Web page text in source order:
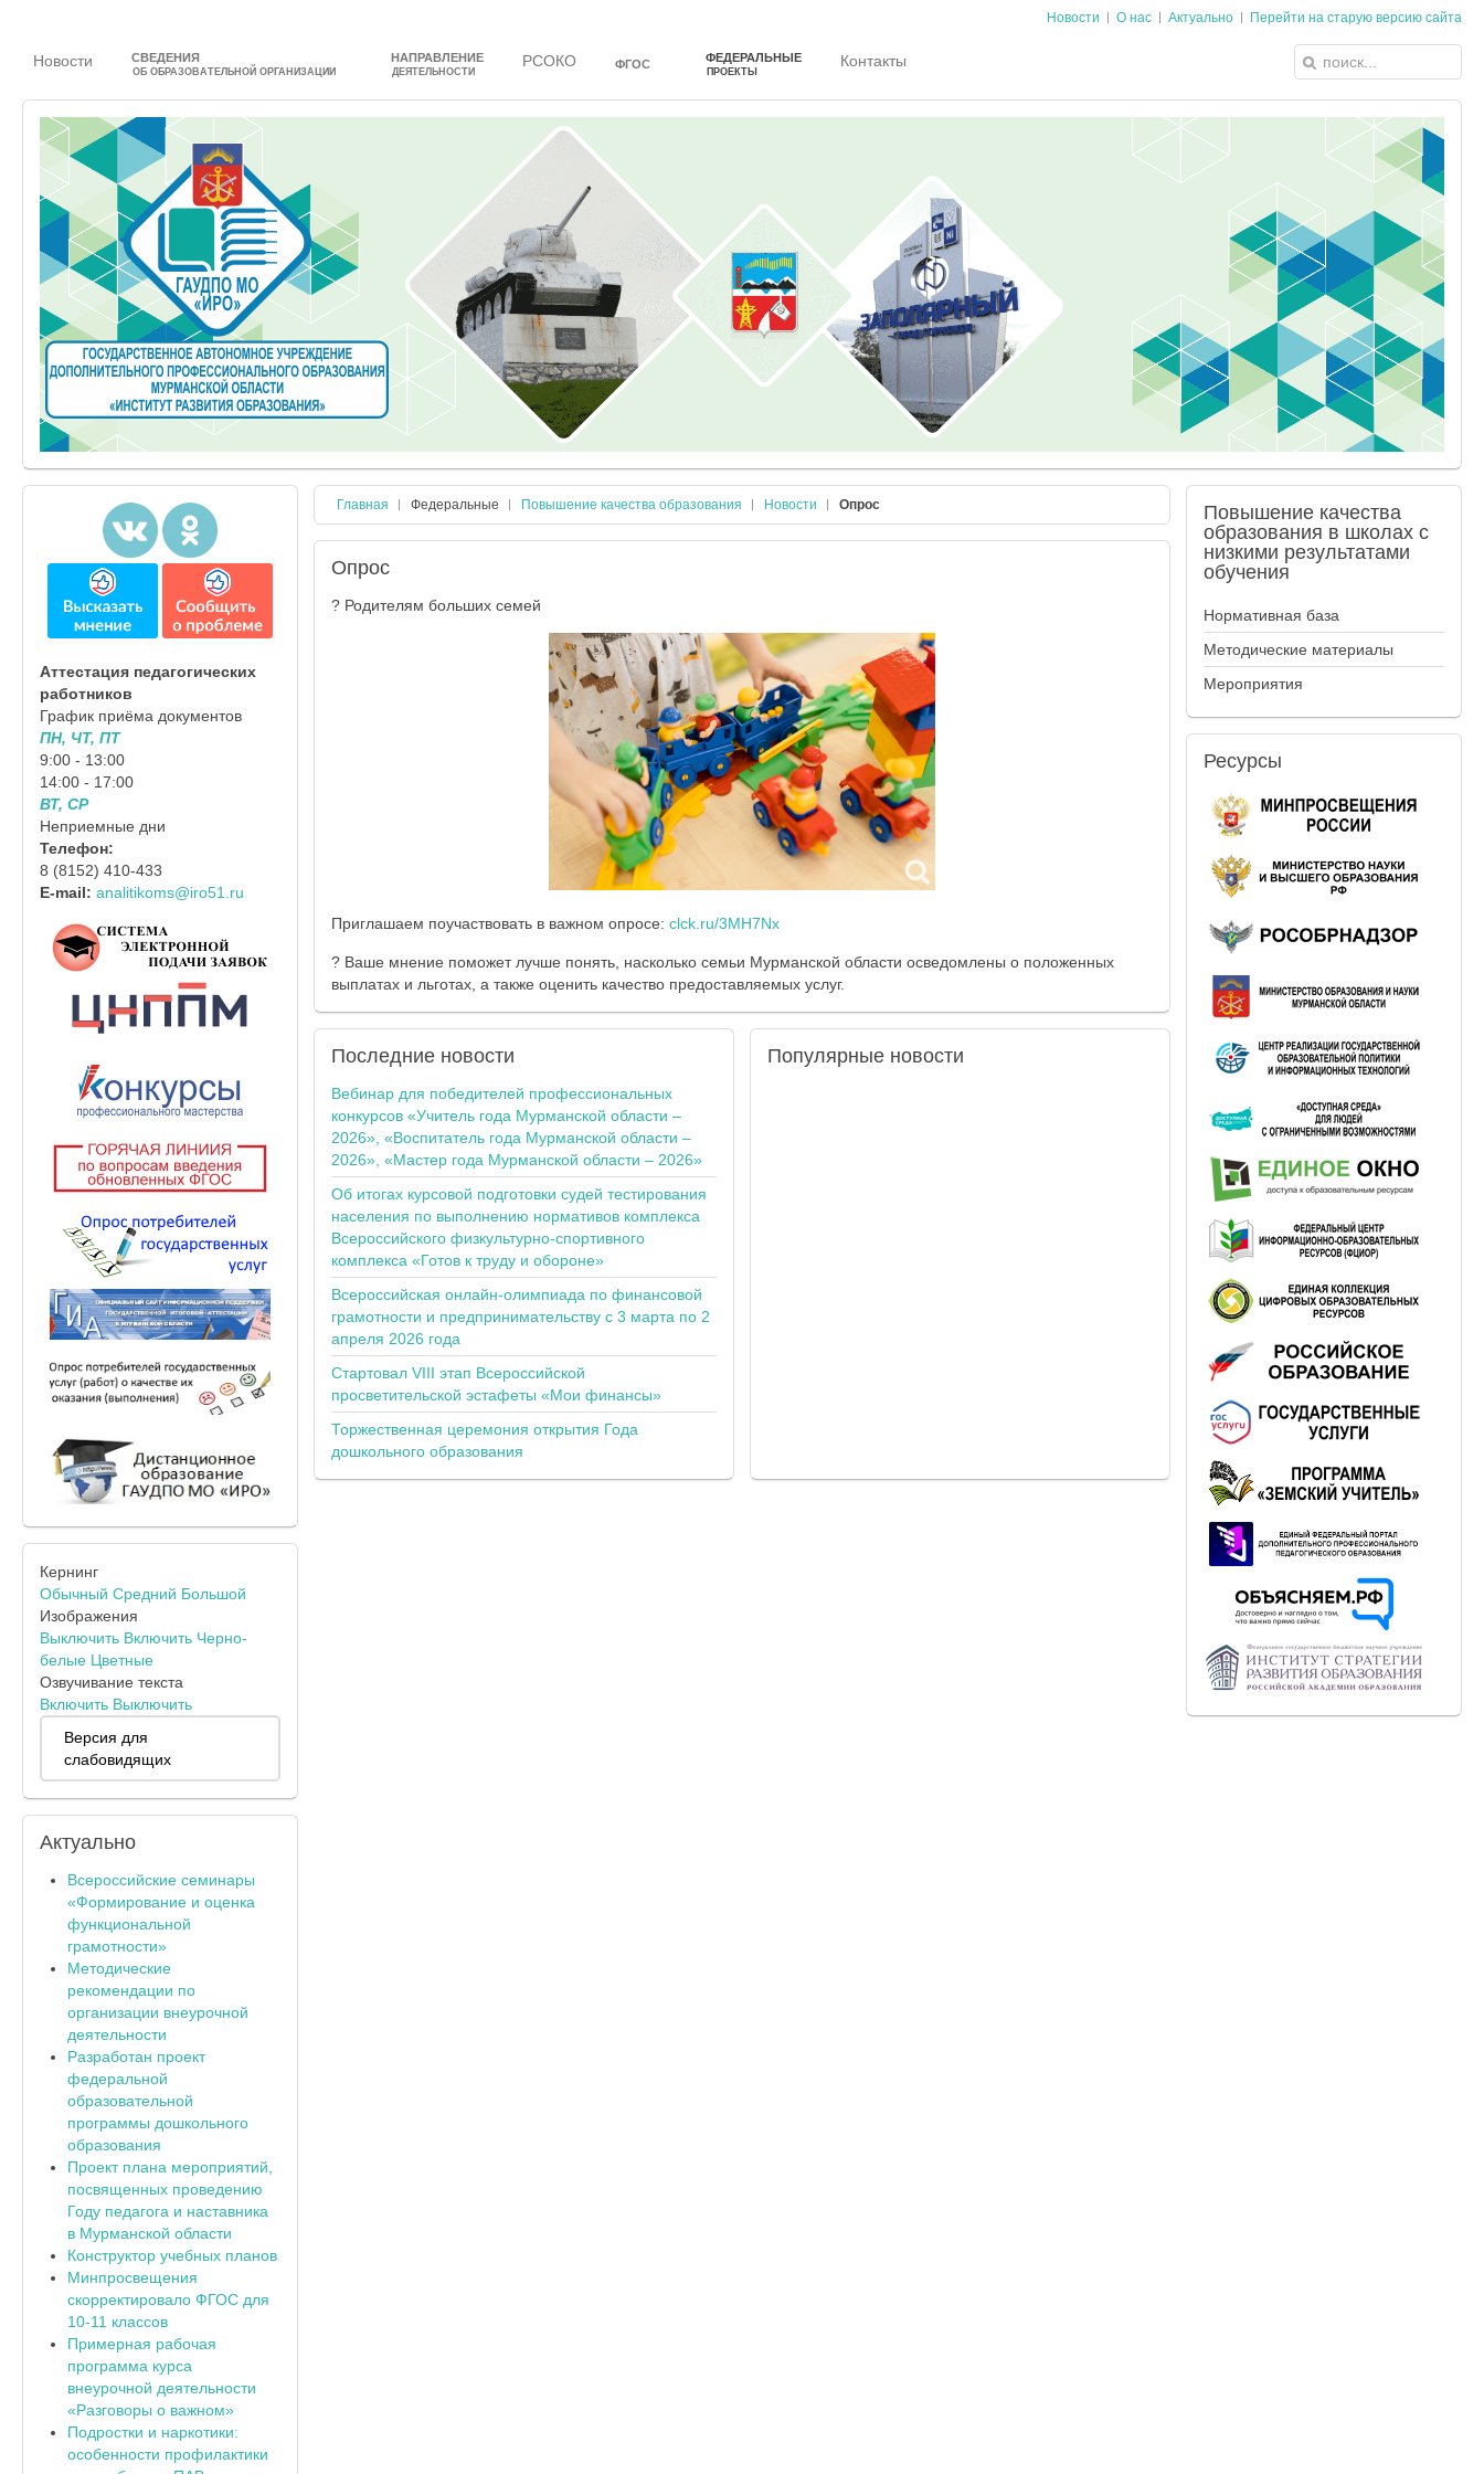
Новости О нас Актуально Перейти на старую версию сайта
Новости СВЕДЕНИЯ
ОБ ОБРАЗОВАТЕЛЬНОЙ ОРГАНИЗАЦИИ
НАПРАВЛЕНИЕ
ДЕЯТЕЛЬНОСТИ
РСОКО ФГОС ФЕДЕРАЛЬНЫЕ
ПРОЕКТЫ
Контакты
Главная Федеральные Повышение качества образования Новости Опрос
Опрос
? Родителям больших семей
Приглашаем поучаствовать в важном опросе: clck.ru/3MH7Nx
? Ваше мнение поможет лучше понять, насколько семьи Мурманской области осведомлены о положенных
выплатах и льготах, а также оценить качество предоставляемых услуг.
Последниеновости
Вебинар для победителей профессиональных
конкурсов «Учитель года Мурманской области –
2026», «Воспитатель года Мурманской области –
2026», «Мастер года Мурманской области – 2026»
Об итогах курсовой подготовки судей тестирования
населения по выполнению нормативов комплекса
Всероссийского физкультурно-спортивного
комплекса «Готов к труду и обороне»
Всероссийская онлайн-олимпиада по финансовой
грамотности и предпринимательству с 3 марта по 2
апреля 2026 года
Стартовал VIII этап Всероссийской
просветительской эстафеты «Мои финансы»
Торжественная церемония открытия Года
дошкольного образования
Популярныеновости
Аттестация педагогических
работников
График приёма документов
ПН, ЧТ, ПТ
9:00 - 13:00
14:00 - 17:00
ВТ, СР
Неприемные дни
Телефон:
8 (8152) 410-433
E-mail: analitikoms@iro51.ru
Кернинг
Обычный Средний Большой
Изображения
Выключить Включить Черно-
белые Цветные
Озвучивание текста
Включить Выключить
Версия для
слабовидящих
Актуально
Всероссийские семинары
«Формирование и оценка
функциональной
грамотности»
Методические
рекомендации по
организации внеурочной
деятельности
Разработан проект
федеральной
образовательной
программы дошкольного
образования
Проект плана мероприятий,
посвященных проведению
Году педагога и наставника
в Мурманской области
Конструктор учебных планов
Минпросвещения
скорректировало ФГОС для
10-11 классов
Примерная рабочая
программа курса
внеурочной деятельности
«Разговоры о важном»
Подростки и наркотики:
особенности профилактики
Повышение качества
образования в школах с
низкими результатами
обучения
Нормативная база
Методические материалы
Мероприятия
Ресурсы